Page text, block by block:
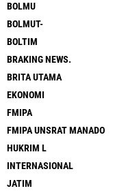
BOLMU
BOLMUT-
BOLTIM
BRAKING NEWS.
BRITA UTAMA
EKONOMI
FMIPA
FMIPA UNSRAT MANADO
HUKRIM L
INTERNASIONAL
JATIM